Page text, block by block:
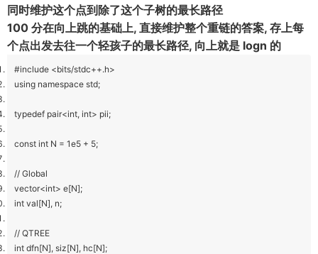
同时维护这个点到除了这个子树的最长路径
100 分在向上跳的基础上, 直接维护整个重链的答案, 存上每
个点出发去往一个轻孩子的最长路径, 向上就是 logn 的
#include <bits/stdc++.h>
using namespace std;
typedef pair<int, int> pii;
const int N = 1e5 + 5;
// Global
vector<int> e[N];
int val[N], n;
// QTREE
int dfn[N], siz[N], hc[N];